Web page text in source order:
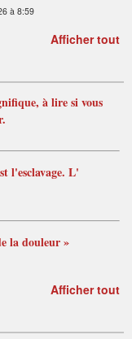
à 8:59
Afficher tout
à lire si vous
l'esclavage. L'
la douleur »
Afficher tout